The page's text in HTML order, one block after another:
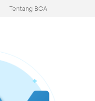
Tentang BCA